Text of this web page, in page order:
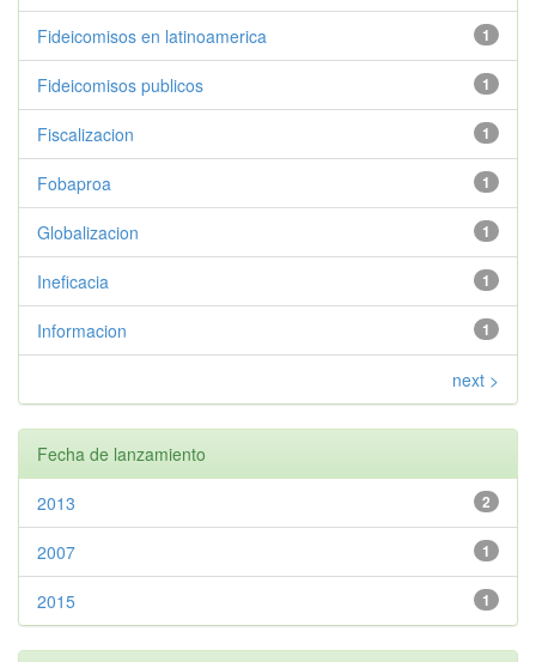
1
Fideicomisos en latinoamerica
1
Fideicomisos publicos
1
Fiscalizacion
1
Fobaproa
1
Globalizacion
1
Ineficacia
1
Informacion
next >
Fecha de lanzamiento
2
2013
1
2007
1
2015